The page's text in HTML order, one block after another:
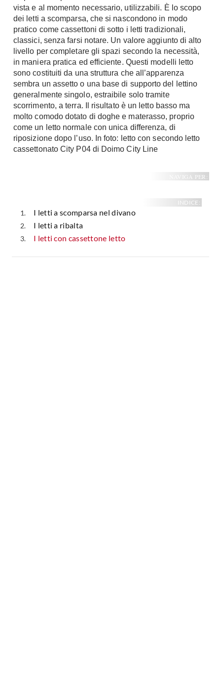
Materassi
Lattice
Memory Foam
Reti Letto
Cuscini
Consigli materassi
Bagno
Arredo Bagno
Sanitari
Vasche da Bagno
Giardino
Arredo giardino
A Chiocciola
Scale Interni
Ringhiere
Rivestimenti
Ceramica
Cotto
Resina
Parquet
Gres
Laminato
Carta da parati
Casa fai da te
vista e al momento necessario, utilizzabili. È lo scopo
dei letti a scomparsa, che si nascondono in modo
pratico come cassettoni di sotto i letti tradizionali,
classici, senza farsi notare. Un valore aggiunto di alto
livello per completare gli spazi secondo la necessità,
in maniera pratica ed efficiente. Questi modelli letto
sono costituiti da una struttura che all’apparenza
sembra un assetto o una base di supporto del lettino
generalmente singolo, estraibile solo tramite
scorrimento, a terra. Il risultato è un letto basso ma
molto comodo dotato di doghe e materasso, proprio
come un letto normale con unica differenza, di
riposizione dopo l’uso. In foto: letto con secondo letto
cassettonato City P04 di Doimo City Line
NAVIGA PER:
INDICE:
I letti a scomparsa nel divano
I letti a ribalta
I letti con cassettone letto